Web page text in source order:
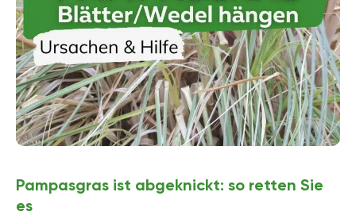
Pampasgras ist abgeknickt: so retten Sie
es